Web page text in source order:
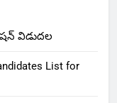
విడుదల
List for